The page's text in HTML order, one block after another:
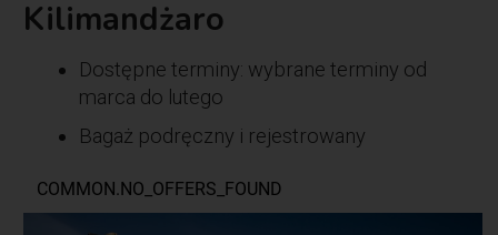
Kilimandżaro
Dostępne terminy: wybrane terminy od
marca do lutego
Bagaż podręczny i rejestrowany